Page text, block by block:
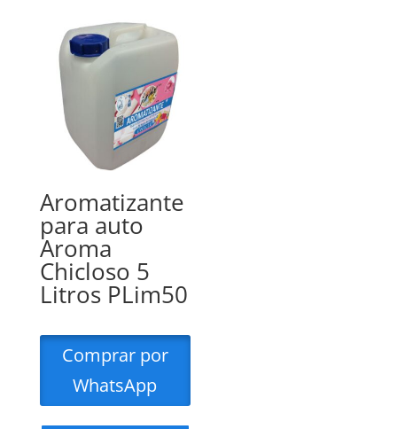
Aromatizante
para auto
Aroma
Chicloso 5
Litros PLim50
Comprar por
WhatsApp